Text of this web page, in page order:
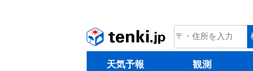
tenki.jp
天気予報 観測